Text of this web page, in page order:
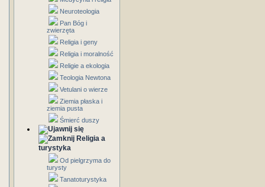
Neuroteologia
Pan Bóg i
zwierzęta
Religia i geny
Religia i moralność
Religie a ekologia
Teologia Newtona
Vetulani o wierze
Ziemia płaska i
ziemia pusta
Śmierć duszy
Religia a
turystyka
Od pielgrzyma do
turysty
Tanatoturystyka